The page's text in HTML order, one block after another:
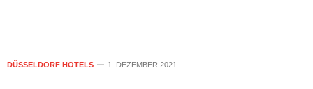
DÜSSELDORF HOTELS 1. DEZEMBER 2021